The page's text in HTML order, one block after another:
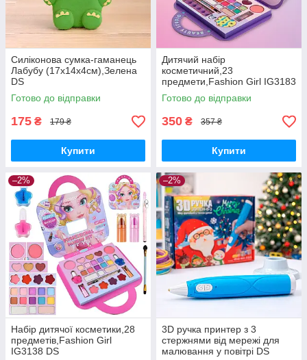
Силіконова сумка-гаманець
Лабубу (17х14х4см),Зелена
DS
Готово до відправки
175 ₴ 179 ₴
Купити
Дитячий набір
косметичний,23
предмети,Fashion Girl IG3183
DS
Готово до відправки
350 ₴ 357 ₴
Купити
–2%
Набір дитячої косметики,28
предметів,Fashion Girl
IG3138 DS
–2%
3D ручка принтер з 3
стержнями від мережі для
малювання у повітрі DS